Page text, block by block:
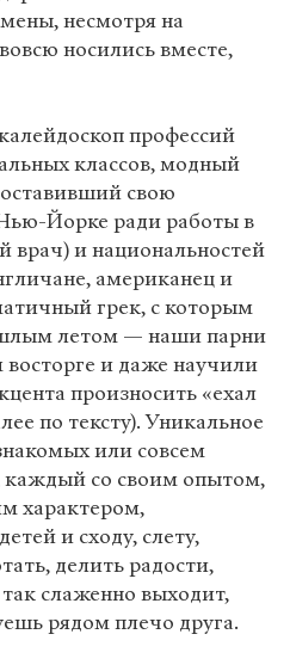
несмотря на
носились вместе,
профессий
классов, модный
свою
Йорке ради работы в
врач) и национальностей
американец и
грек, с которым
летом — наши парни
и даже научили
произносить «ехал
по тексту). Уникальное
или совсем
каждый со своим опытом,
характером,
и сходу, слету,
делить радости,
слаженно выходит,
рядом плечо друга.